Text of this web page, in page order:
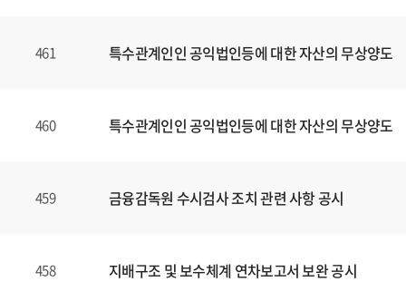
461 특수관계인인 공익법인등에 대한 자산의 무상양도
460 특수관계인인 공익법인등에 대한 자산의 무상양도
459 금융감독원 수시검사 조치 관련 사항 공시
458 지배구조 및 보수체계 연차보고서 보완 공시